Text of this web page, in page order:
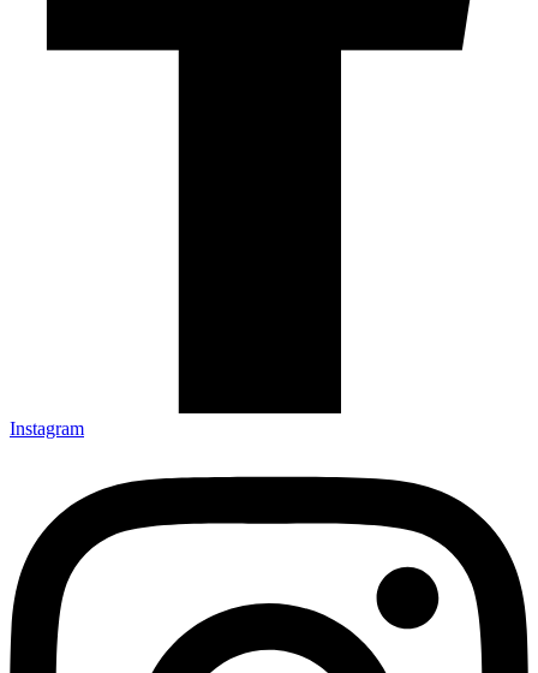
Instagram